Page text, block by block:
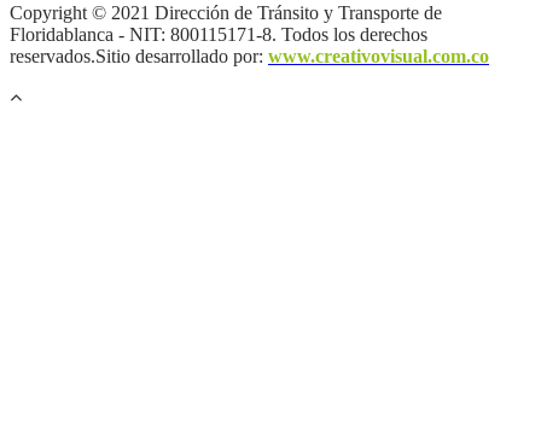
Copyright © 2021 Dirección de Tránsito y Transporte de
Floridablanca - NIT: 800115171-8. Todos los derechos
reservados.Sitio desarrollado por: www.creativovisual.com.co